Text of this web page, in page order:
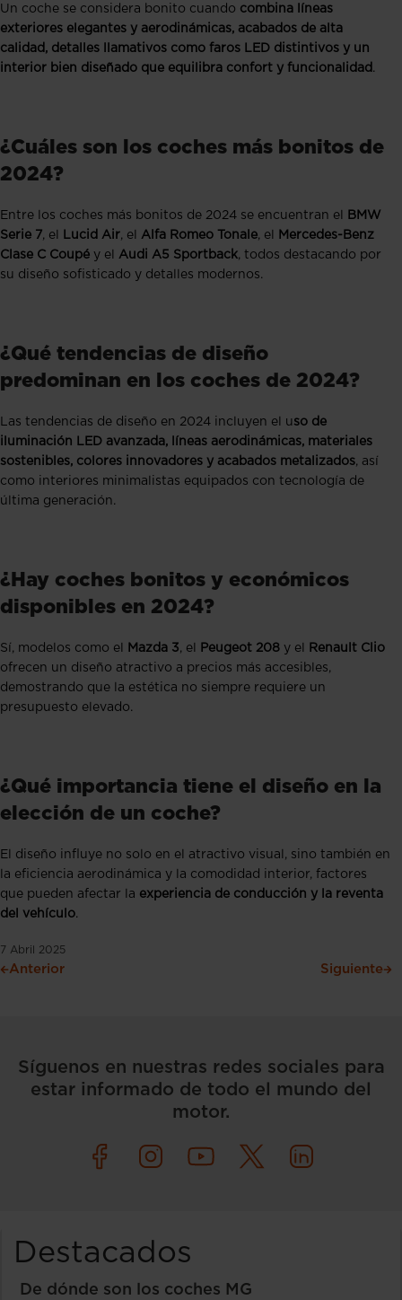
Un coche se considera bonito cuando combina líneas
exteriores elegantes y aerodinámicas, acabados de alta
calidad, detalles llamativos como faros LED distintivos y un
interior bien diseñado que equilibra confort y funcionalidad .
¿Cuáles son los coches más bonitos de
2024?
Entre los coches más bonitos de 2024 se encuentran el
BMW
Serie 7, el Lucid Air, el Alfa Romeo Tonale, el
Mercedes-Benz
Clase C Coupé y el Audi A5 Sportback, todos destacando por
su diseño sofisticado y detalles modernos.
¿Qué tendencias de diseño
predominan en los coches de 2024?
Las tendencias de diseño en 2024 incluyen el uso de
iluminación LED avanzada, líneas aerodinámicas, materiales
sostenibles, colores innovadores y acabados metalizados, así
como interiores minimalistas equipados con tecnología de
última generación.
¿Hay coches bonitos y económicos
disponibles en 2024?
Sí, modelos como el Mazda 3, el Peugeot 208 y el
Renault Clio
ofrecen un diseño atractivo a precios más accesibles,
demostrando que la estética no siempre requiere un
presupuesto elevado.
¿Qué importancia tiene el diseño en la
elección de un coche?
El diseño influye no solo en el atractivo visual, sino también en
la eficiencia aerodinámica y la comodidad interior, factores
que pueden afectar la experiencia de conducción y la reventa
del vehículo.
7 Abril 2025
Anterior Siguiente
Síguenos en nuestras redes sociales para
estar informado de todo el mundo del
motor.
Destacados
De dónde son los coches MG